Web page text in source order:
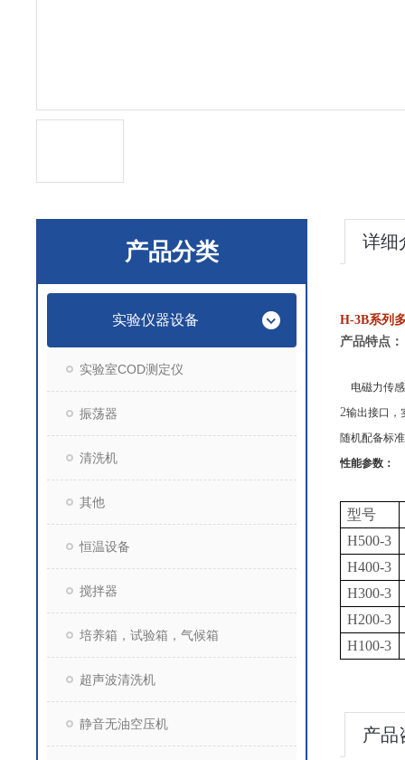
产品分类
实验仪器设备
实验室COD测定仪
振荡器
清洗机
其他
恒温设备
搅拌器
培养箱，试验箱，气候箱
超声波清洗机
静音无油空压机
详细
H-3B系列
产品特点：
电磁力传
2输出接口，
随机配备标
性能参数：
型号
H500-3
H400-3
H300-3
H200-3
H100-3
产品